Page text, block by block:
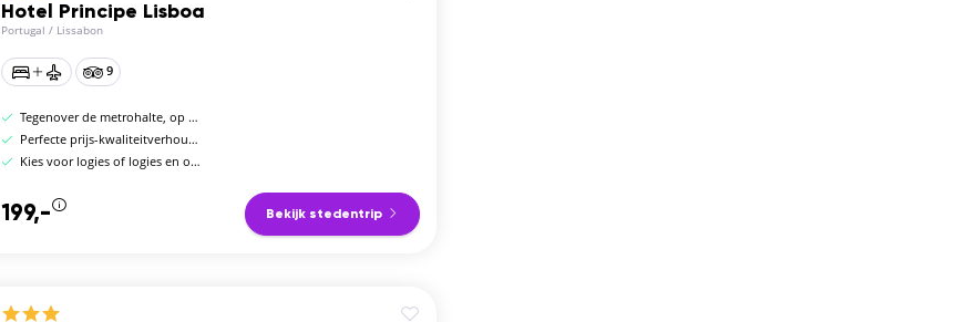
Hotel Principe Lisboa
Portugal / Lissabon
9
Tegenover de metrohalte, op 4 stops van het centrum
Perfecte prijs-kwaliteitverhouding
Kies voor logies of logies en ontbijt
199,- Bekijk stedentrip